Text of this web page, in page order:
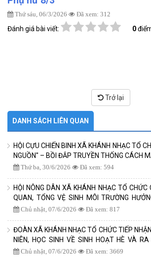
Thứ sáu, 06/3/2026 Đã xem: 312
Đánh giá bài viết: 0
Trở lại
DANH SÁCH LIÊN QUAN
HỘI CỰU CHIẾN BINH XÃ KHÁNH NHẠC TỔ
NGUỒN" – BỒI ĐẮP TRUYỀN THỐNG CÁCH
TỰ HÀO DÂN TỘC
Thứ ba, 30/6/2026 Đã xem: 594
HỘI NÔNG DÂN XÃ KHÁNH NHẠC TỔ CHỨC
QUAN, TỔNG VỆ SINH MÔI TRƯỜNG
TRÀO THI ĐUA NĂM 2026
Chủ nhật, 07/6/2026 Đã xem: 817
ĐOÀN XÃ KHÁNH NHẠC TỔ CHỨC TIẾP
NIÊN, HỌC SINH VỀ SINH HOẠT HÈ VÀ
PHONG TRÀO BẢO VỆ MÔI TRƯỜNG NĂM
Chủ nhật, 07/6/2026 Đã xem: 3669